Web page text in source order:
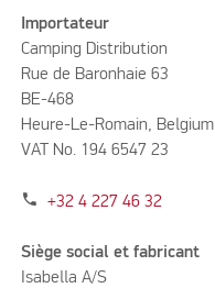
Importateur
Camping Distribution
Rue de Baronhaie 63
BE-468
Heure-Le-Romain, Belgium
VAT No. 194 6547 23
phone +32 4 227 46 32
Siège social et fabricant
Isabella A/S